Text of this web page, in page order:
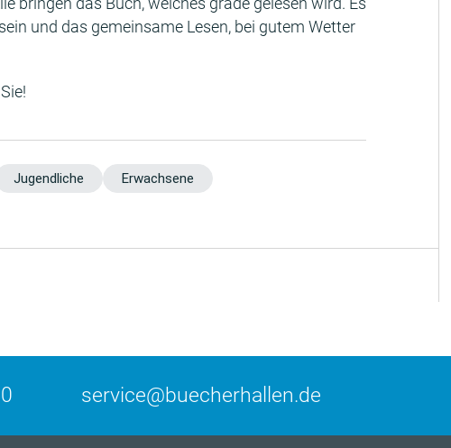
und das gemeinsame Lesen, bei gutem Wetter
Jugendliche Erwachsene
service@buecherhallen.de